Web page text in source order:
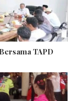
TAPD